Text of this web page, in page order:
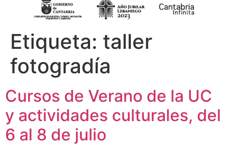
Etiqueta: taller
fotogradía
Cursos de Verano de la UC
y actividades culturales, del
6 al 8 de julio